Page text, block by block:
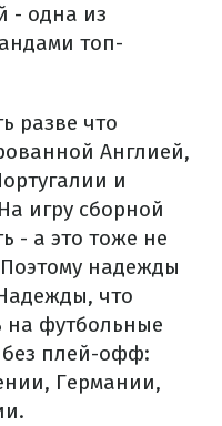
- одна из
топ-
разве что
Англией,
и
игру сборной
- а это тоже не
надежды
что
на футбольные
без плей-офф:
Германии,